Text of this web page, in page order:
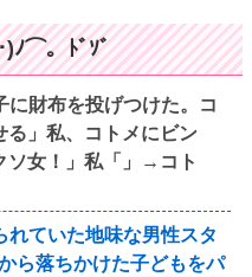
)ﾉ⌒。ﾄﾞｿﾞ
に財布を投げつけた。コ
る」私、コトメにビン
ソ女！」私「」→コト
れていた地味な男性スタ
ら落ちかけた子どもをパ